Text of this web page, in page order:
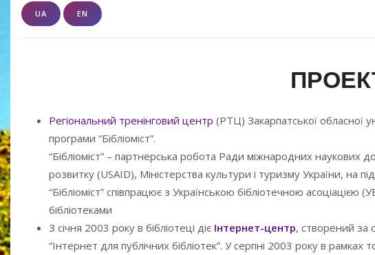
UA EN
Регіональний тренінговий центр (РТЦ) Закарпатської обласної
програми “Бібліоміст”.
“Бібліоміст” – партнерська робота Ради міжнародних наукових
розвитку (USAID), Міністерства культури і туризму України, на
“Бібліоміст” співпрацює з Українською бібліотечною
бібліотеками
З січня 2003 року в бібліотеці діє Інтернет-центр, створений за
“Інтернет для публічних бібліотек”. У серпні 2003 року в